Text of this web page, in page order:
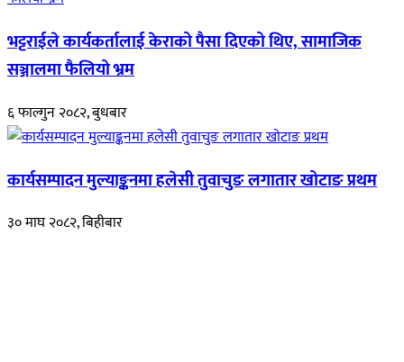
भट्टराईले कार्यकर्तालाई केराको पैसा दिएको थिए, सामाजिक
सञ्जालमा फैलियो भ्रम
६ फाल्गुन २०८२, बुधबार
कार्यसम्पादन मुल्याङ्कनमा हलेसी तुवाचुङ लगातार खोटाङ प्रथम
३० माघ २०८२, बिहीबार